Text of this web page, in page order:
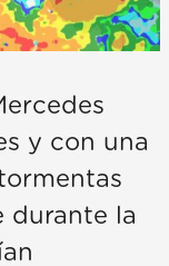
y con una
durante la